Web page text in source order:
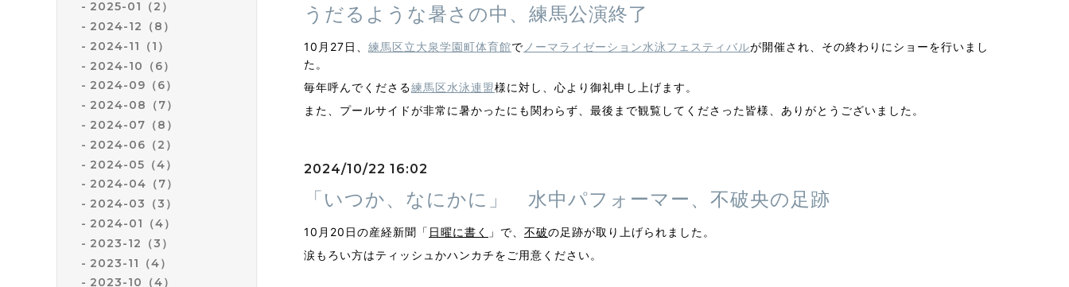
2025-01（2）
2024-12（8）
2024-11（1）
2024-10（6）
2024-09（6）
2024-08（7）
2024-07（8）
2024-06（2）
2024-05（4）
2024-04（7）
2024-03（3）
2024-01（4）
2023-12（3）
2023-11（4）
2023-10（4）
うだるような暑さの中、練馬公演終了
10月27日、 練馬区立大泉学園町体育館で ノーマライゼーション水泳フェスティバルが開催され、その終わりにショーを行いまし
た。
毎年呼んでくださる練馬区水泳連盟様に対し、心より御礼申し上げます。
また、プールサイドが非常に暑かったにも関わらず、最後まで観覧してくださった皆様、ありがとうございました。
2024/10/22 16:02
「いつか、なにかに」 水中パフォーマー、不破央の足跡
10月20日の産経新聞「 日曜に書く 」で、 不破の足跡が取り上げられました。
涙もろい方はティッシュかハンカチをご用意ください。